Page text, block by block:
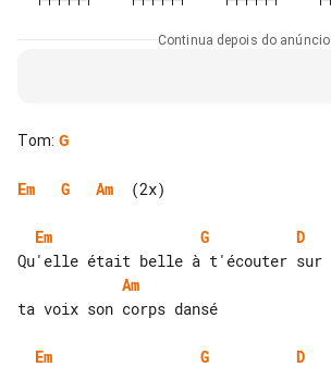
Continua depois do anúncio
Tom: G
Em G Am
  (2x)
Em G
D
Am
ta voix son corps dansé
Em G
D